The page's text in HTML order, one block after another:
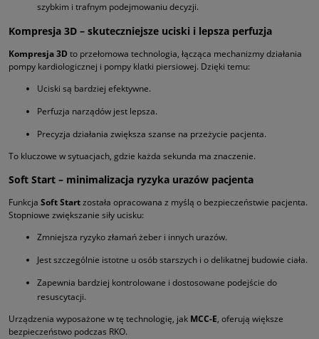
szybkim i trafnym podejmowaniu decyzji.
Kompresja 3D – skuteczniejsze uciski i lepsza perfuzja
Kompresja 3D to przełomowa technologia, łącząca mechanizmy działania
pompy kardiologicznej i pompy klatki piersiowej. Dzięki temu:
Uciski są bardziej efektywne.
Perfuzja narządów jest lepsza.
Precyzja działania zwiększa szanse na przeżycie pacjenta.
To kluczowe w sytuacjach, gdzie każda sekunda ma znaczenie.
Soft Start – minimalizacja ryzyka urazów pacjenta
Funkcja Soft Startzostała opracowana z myślą o bezpieczeństwie pacjenta.
Stopniowe zwiększanie siły ucisku:
Zmniejsza ryzyko złamań żeber i innych urazów.
Jest szczególnie istotne u osób starszych i o delikatnej budowie ciała.
Zapewnia bardziej kontrolowane i dostosowane podejście do
resuscytacji.
Urządzenia wyposażone w tę technologię, jak MCC-E, oferują większe
bezpieczeństwo podczas RKO.